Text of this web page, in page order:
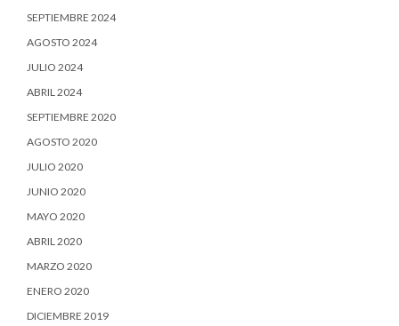
SEPTIEMBRE 2024
AGOSTO 2024
JULIO 2024
ABRIL 2024
SEPTIEMBRE 2020
AGOSTO 2020
JULIO 2020
JUNIO 2020
MAYO 2020
ABRIL 2020
MARZO 2020
ENERO 2020
DICIEMBRE 2019